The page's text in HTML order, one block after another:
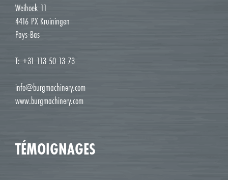
Weihoek 11
4416 PX Kruiningen
Pays-Bas
T: +31 113 50 13 73
info@burgmachinery.com
www.burgmachinery.com
TÉMOIGNAGES